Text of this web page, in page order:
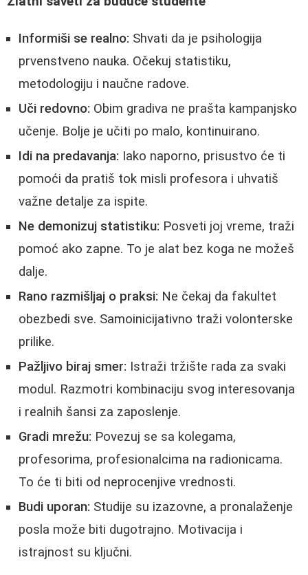
Informiši se realno: Shvati da je psihologija
prvenstveno nauka. Očekuj statistiku,
metodologiju i naučne radove.
Uči redovno: Obim gradiva ne prašta kampanjsko
učenje. Bolje je učiti po malo, kontinuirano.
Idi na predavanja: Iako naporno, prisustvo će ti
pomoći da pratiš tok misli profesora i uhvatiš
važne detalje za ispite.
Ne demonizuj statistiku: Posveti joj vreme, traži
pomoć ako zapne. To je alat bez koga ne možeš
dalje.
Rano razmišljaj o praksi: Ne čekaj da fakultet
obezbedi sve. Samoinicijativno traži volonterske
prilike.
Pažljivo biraj smer: Istraži tržište rada za svaki
modul. Razmotri kombinaciju svog interesovanja
i realnih šansi za zaposlenje.
Gradi mrežu: Povezuj se sa kolegama,
profesorima, profesionalcima na radionicama.
To će ti biti od neprocenjive vrednosti.
Budi uporan: Studije su izazovne, a pronalaženje
posla može biti dugotrajno. Motivacija i
istrajnost su ključni.